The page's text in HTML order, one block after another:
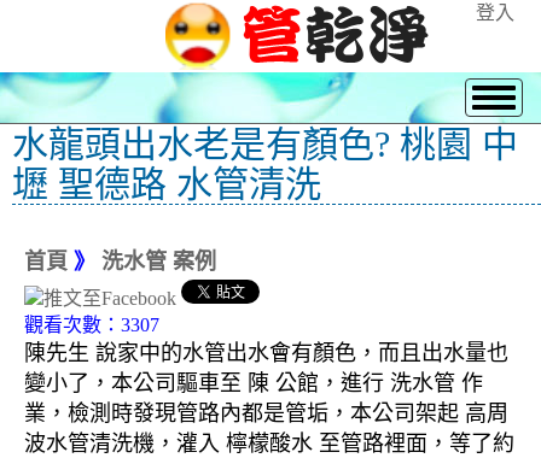
登入
水龍頭出水老是有顏色? 桃園 中
壢 聖德路 水管清洗
首頁 》 洗水管 案例
觀看次數：3307
陳先生 說家中的水管出水會有顏色，而且出水量也
變小了，本公司驅車至 陳 公館，進行 洗水管 作
業，檢測時發現管路內都是管垢，本公司架起 高周
波水管清洗機，灌入 檸檬酸水 至管路裡面，等了約